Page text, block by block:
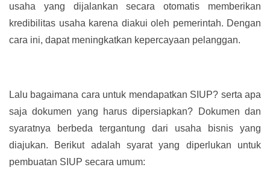
usaha yang dijalankan secara otomatis memberikan
kredibilitas usaha karena diakui oleh pemerintah. Dengan
cara ini, dapat meningkatkan kepercayaan pelanggan.
Lalu bagaimana cara untuk mendapatkan SIUP? serta apa
saja dokumen yang harus dipersiapkan? Dokumen dan
syaratnya berbeda tergantung dari usaha bisnis yang
diajukan. Berikut adalah syarat yang diperlukan untuk
pembuatan SIUP secara umum: